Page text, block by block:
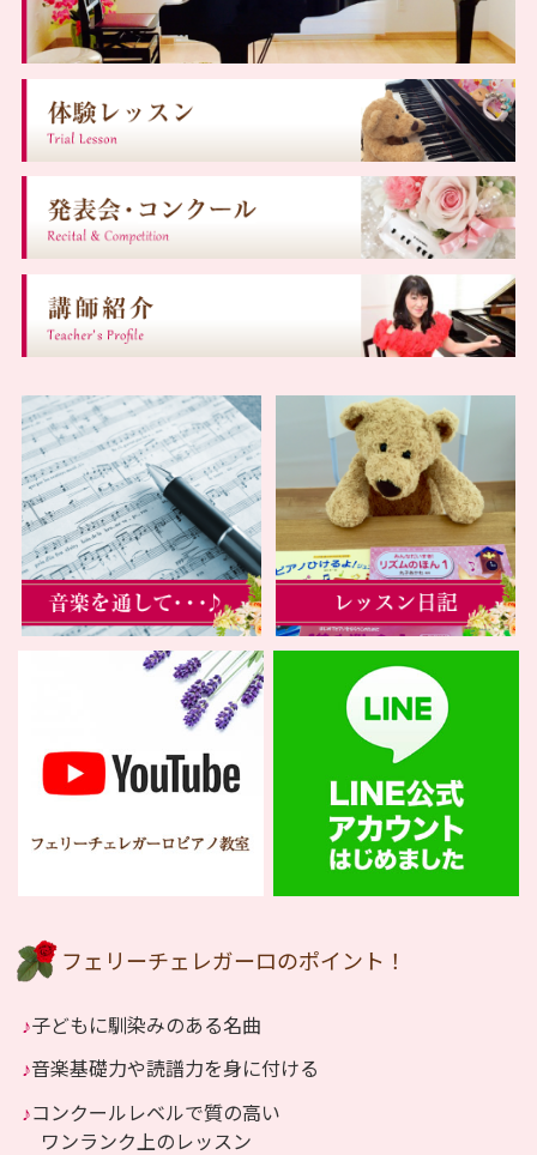
フェリーチェレガーロのポイント！
♪子どもに馴染みのある名曲
♪音楽基礎力や読譜力を身に付ける
♪コンクールレベルで質の高い
ワンランク上のレッスン